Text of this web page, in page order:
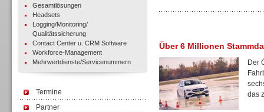
Gesamtlösungen
Headsets
Logging/Monitoring/
Qualitätssicherung
Contact Center u. CRM Software
Workforce-Management
Mehrwertdienste/Servicenummern
Termine
Partner
Über 6 Millionen
Der
das